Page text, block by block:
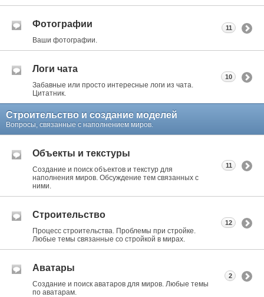
Фотографии
Ваши фотографии.
11
Логи чата
Забавные или просто интересные логи из чата.
Цитатник.
10
Строительство и создание моделей
Вопросы, связанные с наполнением миров.
Объекты и текстуры
Создание и поиск объектов и текстур для
наполнения миров. Обсуждение тем связанных с
ними.
11
Строительство
Процесс строительства. Проблемы при стройке.
Любые темы связанные со стройкой в мирах.
12
Аватары
Создание и поиск аватаров для миров. Любые темы
по аватарам.
2